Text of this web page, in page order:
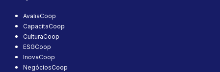
AvaliaCoop
CapacitaCoop
CulturaCoop
ESGCoop
InovaCoop
NegóciosCoop